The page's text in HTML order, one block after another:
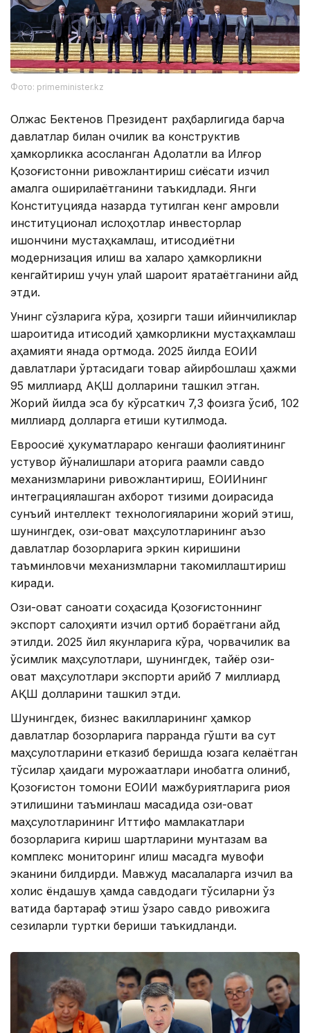
Фото: primeminister.kz
Олжас Бектенов Президент раҳбарлигида барча
давлатлар билан очиқлик ва конструктив
ҳамкорликка асосланган Адолатли ва Илғор
Қозоғистонни ривожлантириш сиёсати изчил
амалга оширилаётганини таъкидлади. Янги
Конституцияда назарда тутилган кенг қамровли
институционал ислоҳотлар инвесторлар
ишончини мустаҳкамлаш, иқтисодиётни
модернизация қилиш ва халқаро ҳамкорликни
кенгайтириш учун қулай шароит яратаётганини қайд
этди.
Унинг сўзларига кўра, ҳозирги ташқи қийинчиликлар
шароитида иқтисодий ҳамкорликни мустаҳкамлаш
аҳамияти янада ортмоқда. 2025 йилда ЕОИИ
давлатлари ўртасидаги товар айирбошлаш ҳажми
95 миллиард АҚШ долларини ташкил этган.
Жорий йилда эса бу кўрсаткич 7,3 фоизга ўсиб, 102
миллиард долларга етиши кутилмоқда.
Евроосиё ҳукуматлараро кенгаши фаолиятининг
устувор йўналишлари қаторига рақамли савдо
механизмларини ривожлантириш, ЕОИИнинг
интеграциялашган ахборот тизими доирасида
сунъий интеллект технологияларини жорий этиш,
шунингдек, озиқ-овқат маҳсулотларининг аъзо
давлатлар бозорларига эркин киришини
таъминловчи механизмларни такомиллаштириш
киради.
Озиқ-овқат саноати соҳасида Қозоғистоннинг
экспорт салоҳияти изчил ортиб бораётгани қайд
этилди. 2025 йил якунларига кўра, чорвачилик ва
ўсимлик маҳсулотлари, шунингдек, тайёр озиқ-
овқат маҳсулотлари экспорти қарийб 7 миллиард
АҚШ долларини ташкил этди.
Шунингдек, бизнес вакилларининг ҳамкор
давлатлар бозорларига парранда гўшти ва сут
маҳсулотларини етказиб беришда юзага келаётган
тўсиқлар ҳақидаги мурожаатлари инобатга олиниб,
Қозоғистон томони ЕОИИ мажбуриятларига риоя
этилишини таъминлаш мақсадида озиқ-овқат
маҳсулотларининг Иттифоқ мамлакатлари
бозорларига кириш шартларини мунтазам ва
комплекс мониторинг қилиш мақсадга мувофиқ
эканини билдирди. Мавжуд масалаларга изчил ва
холис ёндашув ҳамда савдодаги тўсиқларни ўз
вақтида бартараф этиш ўзаро савдо ривожига
сезиларли туртки бериши таъкидланди.